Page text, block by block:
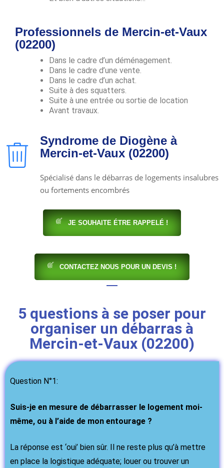
Professionnels de Mercin-et-Vaux
(02200)
Dans le cadre d’un déménagement.
Dans le cadre d’une vente.
Dans le cadre d’un achat.
Suite à des squatters.
Suite à une entrée ou sortie de location
Avant travaux.
Syndrome de Diogène à
Mercin-et-Vaux (02200)
Spécialisé dans le débarras de logements insalubres
ou fortements encombrés
JE SOUHAITE ÉTRE RAPPELÉ !
CONTACTEZ NOUS POUR UN DEVIS !
5 questions à se poser pour
organiser un débarras à
Mercin-et-Vaux (02200)
Question N°1:
Suis-je en mesure de débarrasser le logement moi-
même, ou à l’aide de mon entourage ?
La réponse est ‘oui’ bien sûr. Il ne reste plus qu’à mettre
en place la logistique adéquate; louer ou trouver un